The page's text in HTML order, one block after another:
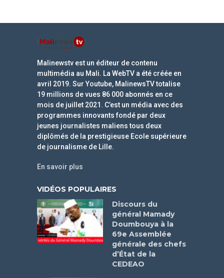
Malinewstv est un éditeur de contenu
multimédia au Mali. La WebTV a été créée en
avril 2019. Sur Youtube, MalinewsTV totalise
19 millions de vues 86 000 abonnés en ce
mois de juillet 2021. C’est un média avec des
programmes innovants fondé par deux
jeunes journalistes maliens tous deux
diplômés de la prestigieuse Ecole supérieure
de journalisme de Lille.
En savoir plus
VIDÉOS POPULAIRES
Discours du
général Mamady
Doumbouya à la
69e Assemblée
générale des chefs
d’État de la
CEDEAO